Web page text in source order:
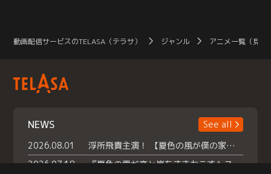
動画配信サービスのTELASA（テラサ） ジャンル アニメ一覧（見放
NEWS
See all
2026.08.01
浮所飛貴主演！ 【夏色の風が僕の家にやってきた】 本日よりテラサで独占配信スタート！
2026.07.18
『夏色の雲が恋と嵐をまきおこす』スペシャルメイキング 【Part1】2026年７月18日（土）23時30分～配信スタート！話題のシーンの裏側を大公開！豪華キャスト大集合！ 『武宮家 真夏の家族会議』開催！